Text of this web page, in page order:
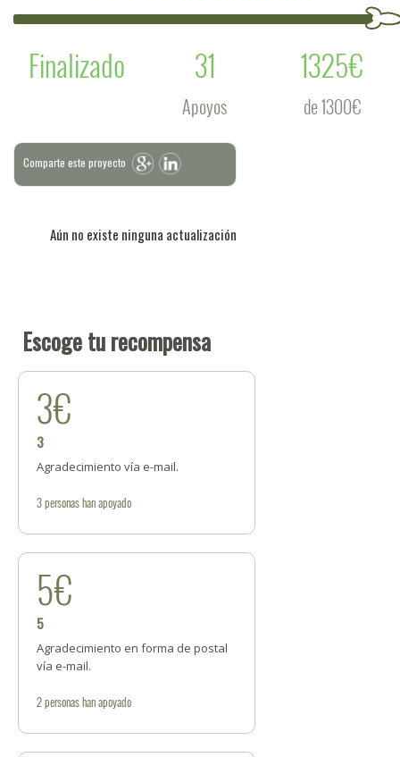
Finalizado
31
Apoyos
1325€
de 1300€
Comparte este proyecto
Aún no existe ninguna actualización
Escoge tu recompensa
3€
3
Agradecimiento vía e-mail.
3personashan apoyado
5€
5
Agradecimiento en forma de postal
vía e-mail.
2personashan apoyado